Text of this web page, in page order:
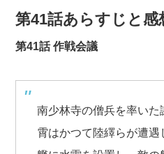
第41話あらすじと感
第41話 作戦会議
南少林寺の僧兵を率い
霄はかつて陸繹らが遭